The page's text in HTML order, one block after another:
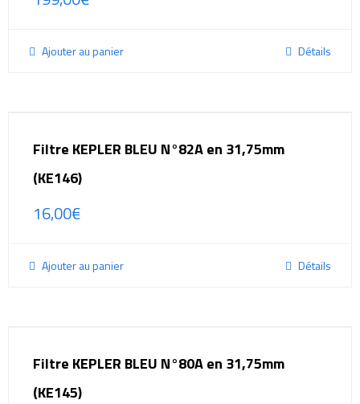
Ajouter au panier Détails
Filtre KEPLER BLEU N°82A en 31,75mm
(KE146)
16,00€
Ajouter au panier Détails
Filtre KEPLER BLEU N°80A en 31,75mm
(KE145)